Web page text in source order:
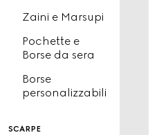
Zaini e Marsupi
Pochette e
Borse da sera
Borse
personalizzabili
scarpe